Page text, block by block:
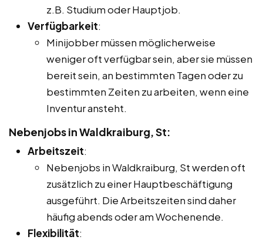
z.B. Studium oder Hauptjob.
Verfügbarkeit:
Minijobber müssen möglicherweise
weniger oft verfügbar sein, aber sie müssen
bereit sein, an bestimmten Tagen oder zu
bestimmten Zeiten zu arbeiten, wenn eine
Inventur ansteht.
Nebenjobs in Waldkraiburg, St:
Arbeitszeit:
Nebenjobs in Waldkraiburg, St werden oft
zusätzlich zu einer Hauptbeschäftigung
ausgeführt. Die Arbeitszeiten sind daher
häufig abends oder am Wochenende.
Flexibilität: